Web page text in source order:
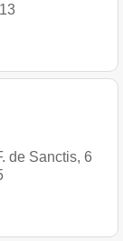
de Sanctis, 6